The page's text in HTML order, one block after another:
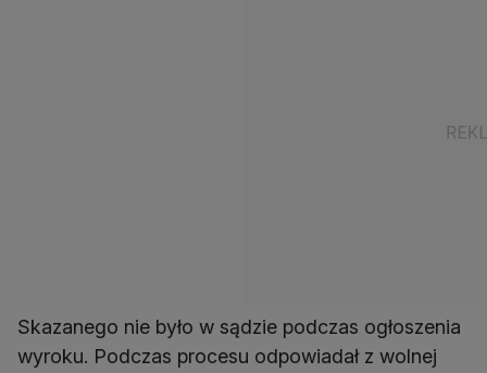
Skazanego nie było w sądzie podczas ogłoszenia
wyroku. Podczas procesu odpowiadał z wolnej